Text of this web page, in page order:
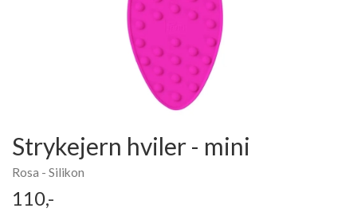
Strykejern hviler - mini
Rosa - Silikon
110,-